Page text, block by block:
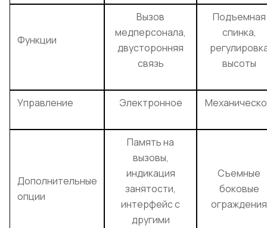
Функции
Вызов
медперсонала,
двусторонняя
связь
Подъемная
спинка,
высоты
Управление Электронное
Дополнительные
опции
Память на
вызовы,
индикация
занятости,
интерфейс с
другими
Съемные
боковые
ограждения